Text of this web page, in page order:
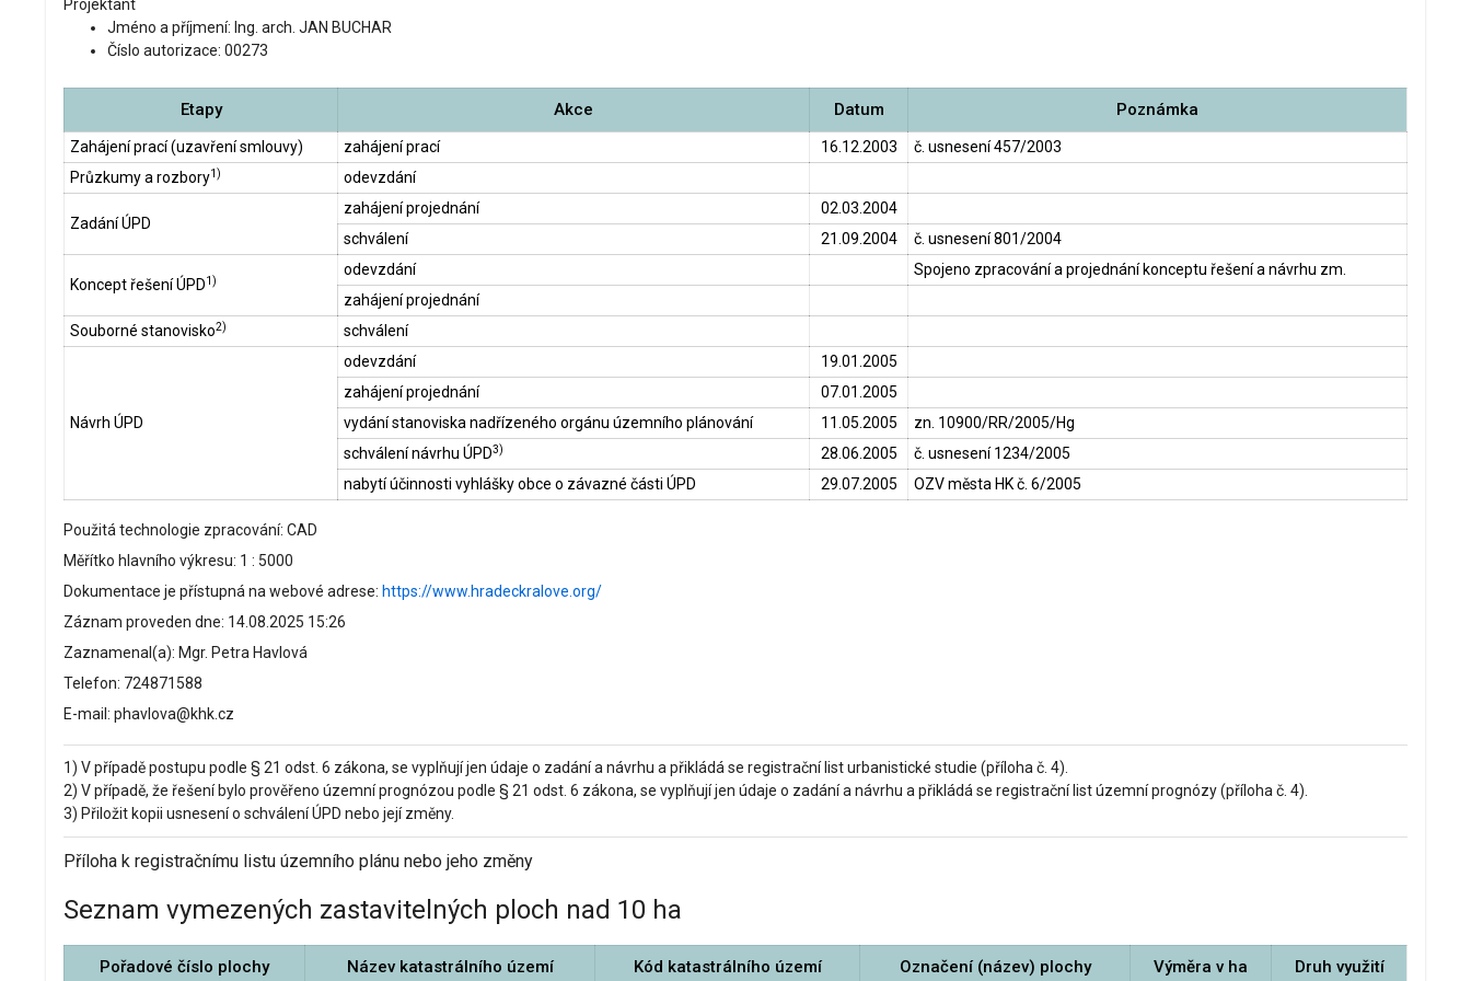
Projektant
Jméno a příjmení: Ing. arch. JAN BUCHAR
Číslo autorizace: 00273
Etapy Akce Datum Poznámka
Zahájení prací (uzavření smlouvy) zahájení prací 16.12.2003
č. usnesení 457/2003
Průzkumy a rozbory1) odevzdání
Zadání ÚPD
zahájení projednání
02.03.2004
schválení
21.09.2004 č. usnesení 801/2004
Koncept řešení ÚPD1)
odevzdání
Spojeno zpracování a projednání konceptu řešení a návrhu zm.
zahájení projednání
Souborné stanovisko2) schválení
Návrh ÚPD
odevzdání
19.01.2005
zahájení projednání
07.01.2005
vydání stanoviska nadřízeného orgánu územního plánování
11.05.2005
zn. 10900/RR/2005/Hg
schválení návrhu ÚPD3) 28.06.2005
č. usnesení 1234/2005
nabytí účinnosti vyhlášky obce o závazné části ÚPD
29.07.2005 OZV města HK č. 6/2005
Použitá technologie zpracování: CAD
Měřítko hlavního výkresu: 1 : 5000
Dokumentace je přístupná na webové adrese: https://www.hradeckralove.org/
Záznam proveden dne: 14.08.2025 15:26
Zaznamenal(a): Mgr. Petra Havlová
Telefon: 724871588
E-mail: phavlova@khk.cz
1) V případě postupu podle § 21 odst. 6 zákona, se vyplňují jen údaje o zadání a návrhu a přikládá se registrační list urbanistické studie (příloha č. 4).
2) V případě, že řešení bylo prověřeno územní prognózou podle § 21 odst. 6 zákona, se vyplňují jen údaje o zadání a návrhu a přikládá se registrační list územní prognózy (příloha č. 4).
3) Přiložit kopii usnesení o schválení ÚPD nebo její změny.
Příloha k registračnímu listu územního plánu nebo jeho změny
Seznam vymezených zastavitelných ploch nad 10 ha
Pořadové číslo plochy Název katastrálního území Kód katastrálního území Označení (název) plochy Výměra v ha Druh využití